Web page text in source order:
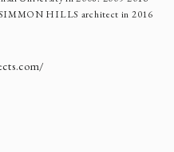
HILLS architect in 2016